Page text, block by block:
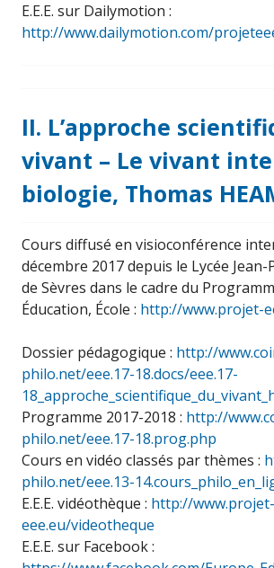
E.E.E. sur Dailymotion :
http://www.dailymotion.com/
II. L’approche
vivant – Le vivant
biologie, Thomas
Cours diffusé en visioconférence
décembre 2017 depuis le Lycée
de Sèvres dans le cadre du
Éducation, École : http://www.projet-
Dossier pédagogique : http://
philo.net/eee.17-18.docs/eee.17-
Programme 2017-2018 : http://
philo.net/eee.17-18.prog.php
Cours en vidéo classés par thèmes :
philo.net/eee.13-
E.E.E. vidéothèque : http://www.projet-
eee.eu/videotheque
E.E.E. sur Facebook :